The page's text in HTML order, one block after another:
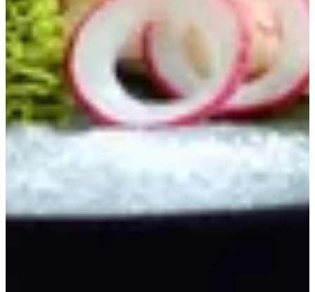
أرز و نودلز
سوشي
ساشيمي
ماكي
الرئيسية
المشروبات
ساشيمي
سمك الانقليس ساشيمي